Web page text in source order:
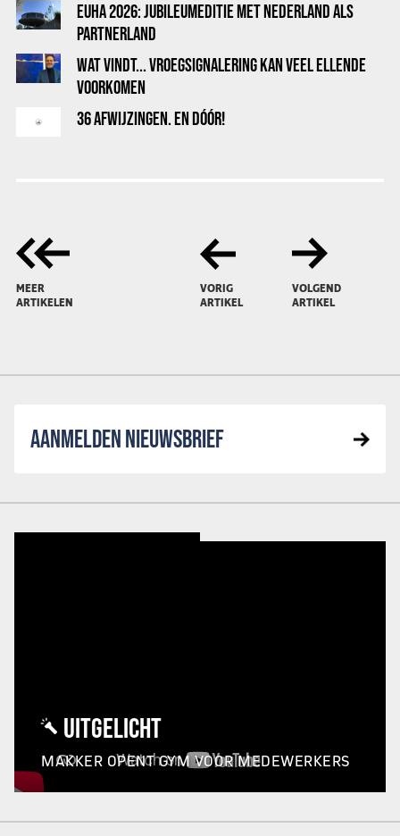
EUHA 2026: JUBILEUMEDITIE MET NEDERLAND ALS
PARTNERLAND
WAT VINDT... VROEGSIGNALERING KAN VEEL ELLENDE
VOORKOMEN
36 AFWIJZINGEN. EN DÓÓR!
MEER
ARTIKELEN
VORIG
ARTIKEL
VOLGEND
ARTIKEL
AANMELDEN NIEUWSBRIEF
UITGELICHT
MAKKER OPENT GYM VOOR MEDEWERKERS